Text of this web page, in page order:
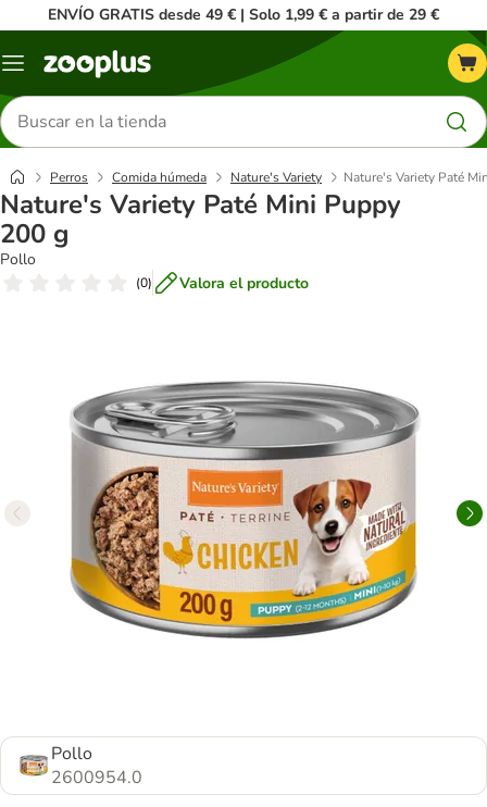
ENVÍO GRATIS desde 49 € | Solo 1,99 € a partir de 29 €
Menú
Buscar
productos
Perros Comida húmeda Nature's Variety Nature's Variety Paté
Nature's Variety Paté Mini Puppy
200 g
Pollo
(0) Valora el producto
Pollo
2600954.0